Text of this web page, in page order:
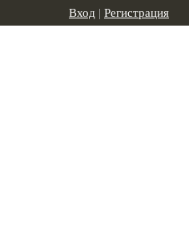
Вход | Регистрация